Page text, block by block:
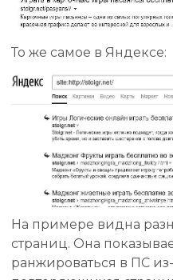
То же самое в Яндексе:
На примере видна
страниц. Она
ранжироваться в ПС